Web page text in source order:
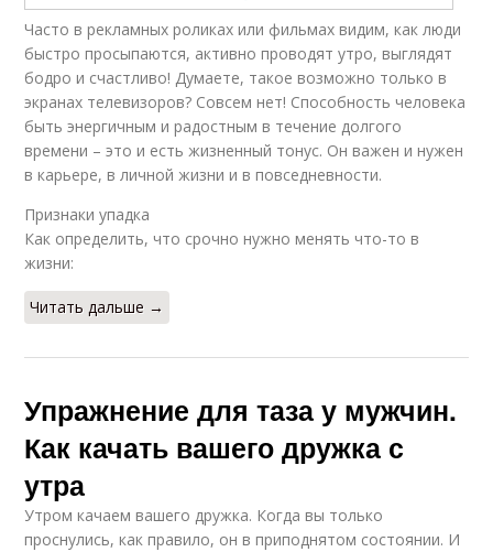
Часто в рекламных роликах или фильмах видим, как люди
быстро просыпаются, активно проводят утро, выглядят
бодро и счастливо! Думаете, такое возможно только в
экранах телевизоров? Совсем нет! Способность человека
быть энергичным и радостным в течение долгого
времени – это и есть жизненный тонус. Он важен и нужен
в карьере, в личной жизни и в повседневности.
Признаки упадка
Как определить, что срочно нужно менять что-то в
жизни:
Читать дальше →
Упражнение для таза у мужчин.
Как качать вашего дружка с
утра
Утром качаем вашего дружка. Когда вы только
проснулись, как правило, он в приподнятом состоянии. И